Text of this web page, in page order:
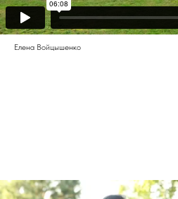
Елена Войцышенко